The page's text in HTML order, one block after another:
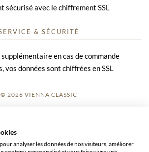
sécurisé avec le chiffrement SSL
& SÉCURITÉ
en cas de commande
vos données sont chiffrées en SSL
© 2026 VIENNA CLASSIC
analyser les données de nos visiteurs, améliorer